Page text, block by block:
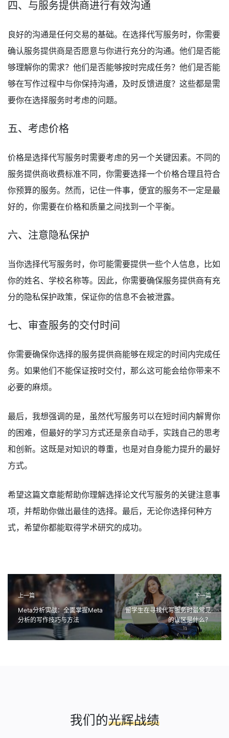
四、与服务提供商进行有效沟通
良好的沟通是任何交易的基础。在选择代写服务时，你需要
确认服务提供商是否愿意与你进行充分的沟通。他们是否能
够理解你的需求？他们是否能够按时完成任务？他们是否能
够在写作过程中与你保持沟通，及时反馈进度？这些都是需
要你在选择服务时考虑的问题。
五、考虑价格
价格是选择代写服务时需要考虑的另一个关键因素。不同的
服务提供商收费标准不同，你需要选择一个价格合理且符合
你预算的服务。然而，记住一件事，便宜的服务不一定是最
好的，你需要在价格和质量之间找到一个平衡。
六、注意隐私保护
当你选择代写服务时，你可能需要提供一些个人信息，比如
你的姓名、学校名称等。因此，你需要确保服务提供商有充
分的隐私保护政策，保证你的信息不会被泄露。
七、审查服务的交付时间
你需要确保你选择的服务提供商能够在规定的时间内完成任
务。如果他们不能保证按时交付，那么这可能会给你带来不
必要的麻烦。
最后，我想强调的是，虽然代写服务可以在短时间内解冑你
的困难，但最好的学习方式还是亲自动手，实践自己的思考
和创新。这既是对知识的尊重，也是对自身能力提升的最好
方式。
希望这篇文章能帮助你理解选择论文代写服务的关键注意事
项，并帮助你做出最佳的选择。最后，无论你选择何种方
式，希望你都能取得学术研究的成功。
上一篇
Meta分析实战：全面掌握Meta
分析的写作技巧与方法
下一篇
留学生在寻找代写服务时最常见
的误区是什么？
我们的光辉战绩